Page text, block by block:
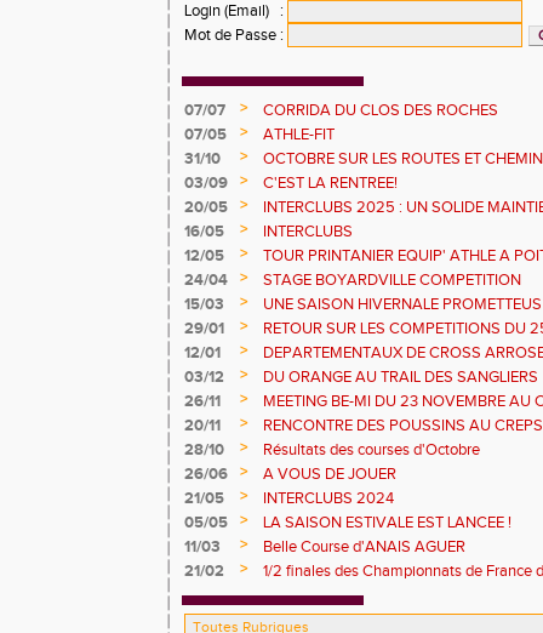
Login (Email)
:
Mot de Passe :
07/07 >
CORRIDA DU CLOS DES ROCHES
07/05
>
ATHLE-FIT
31/10
>
OCTOBRE SUR LES ROUTES ET
03/09
>
C'EST LA RENTREE!
20/05
>
INTERCLUBS 2025 : UN SOLIDE
POINTS !
16/05 >
INTERCLUBS
12/05
>
TOUR PRINTANIER EQUIP' ATHLE A
24/04
>
STAGE BOYARDVILLE COMPETITION
15/03
>
UNE SAISON HIVERNALE
ESTIVALES
29/01 >
RETOUR SUR LES COMPETITIONS DU
12/01
>
DEPARTEMENTAUX DE CROSS
03/12
>
DU ORANGE AU TRAIL DES SANGLIERS
26/11
>
MEETING BE-MI DU 23 NOVEMBRE AU
20/11
>
RENCONTRE DES POUSSINS AU
17 /11
28/10 >
Résultats des courses d'Octobre
26/06
>
A VOUS DE JOUER
21/05
>
INTERCLUBS 2024
05/05
>
LA SAISON ESTIVALE EST LANCEE !
11/03
>
Belle Course d'ANAIS AGUER
21/02
>
1/2 finales des Championnats de France